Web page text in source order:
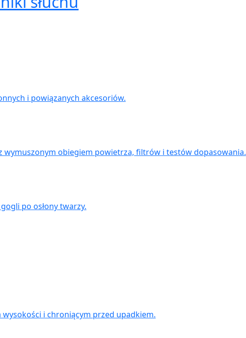
i powiązanych akcesoriów.
wymuszonym obiegiem powietrza, filtrów i testów dopasowania.
po osłony twarzy.
i chroniącym przed upadkiem.